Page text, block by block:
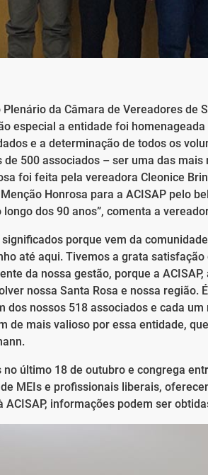
da Câmara de Vereadores de
especial a entidade foi
e a determinação de todos os
500 associados – ser uma das
foi feita pela vereadora Cleonice
Honrosa para a ACISAP pelo
dos 90 anos”, comenta a
porque vem da
até aqui. Tivemos a grata
da nossa gestão, porque a
nossa Santa Rosa e nossa região.
dos nossos 518 associados e cada
de mais valioso por essa entidade,
último 18 de outubro e congrega
MEIs e profissionais liberais,
ACISAP, informações podem ser